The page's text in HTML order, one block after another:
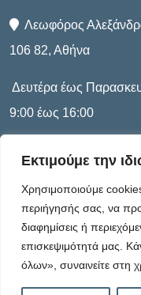
Εκτιμούμε την
Χρησιμοποιούμε
περιήγησής σας, να
διαφημίσεις ή
επισκεψιμότητά μας.
όλων», συναινείτε στη
Λεωφόρος
106 82, Αθήνα
Δευτέρα έως
9:00 έως 16:00
Πληροφορίες
Καταστατικό
Πολιτική Απορρήτου